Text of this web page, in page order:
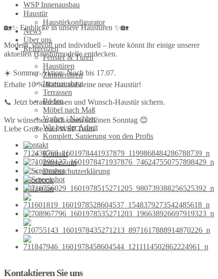
WSP Innenausbau
Haustür
Haustürkonfigurator
News
Über uns
Referenzen
Fenster & Türen
Haustüren
Zimmertüren
Innenausbau
Terrassen
Böden
Möbel nach Maß
Vorher / Nachher
Wir bei der Arbeit
Komplett. Sanierung von den Profis
Kontakt
Kontakt
Impressum
Datenschutzerklärung
Facebook
Instagram
🏡✨ Einblicke in unsere Haustüren ✨🏡
Modern, stilvoll und individuell – heute könnt ihr einige unserer
aktuellen Haustürmodelle entdecken.
☀️ Sommer-Aktion: Noch bis 17.07.
Erhalte 10 % Rabatt auf deine neue Haustür!
📞 Jetzt beraten lassen und Wunsch-Haustür sichern.
Wir wünschen euch einen schönen Sonntag 😊
Liebe Grüße euer WSP Team
Kontaktieren Sie uns